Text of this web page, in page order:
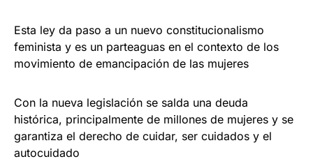
Esta ley da paso a un nuevo constitucionalismo
feminista y es un parteaguas en el contexto de los
movimiento de emancipación de las mujeres
Con la nueva legislación se salda una deuda
histórica, principalmente de millones de mujeres y se
garantiza el derecho de cuidar, ser cuidados y el
autocuidado